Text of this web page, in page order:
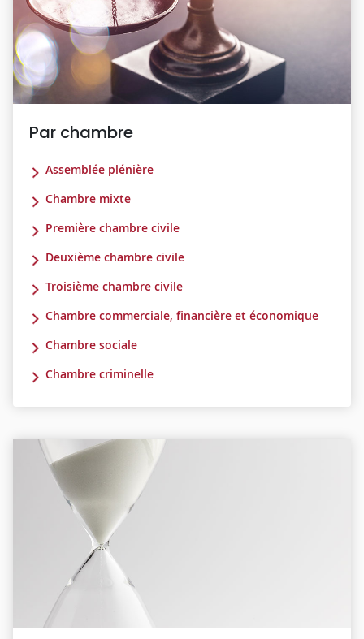
Par chambre
Assemblée plénière
Chambre mixte
Première chambre civile
Deuxième chambre civile
Troisième chambre civile
Chambre commerciale, financière et économique
Chambre sociale
Chambre criminelle